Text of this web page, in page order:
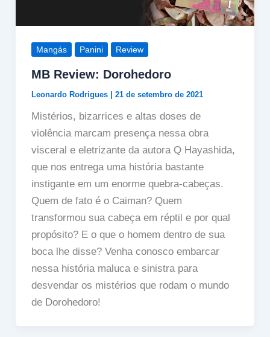
Mangás Panini Review
MB Review: Dorohedoro
Leonardo Rodrigues 21 de setembro de 2021
Mistérios, bizarrices e altas doses de
violência marcam presença nessa obra
visceral e eletrizante da autora Q Hayashida,
que nos entrega uma história bastante
instigante em um enorme quebra-cabeças.
Quem de fato é o Caiman? Quem
transformou sua cabeça em réptil e por qual
propósito? E o que o homem dentro de sua
boca lhe disse? Venha conosco embarcar
nessa história maluca e sinistra para
desvendar os mistérios que rodam o mundo
de Dorohedoro!